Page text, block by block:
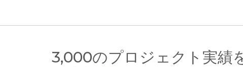
3,000のプロジェクト実績